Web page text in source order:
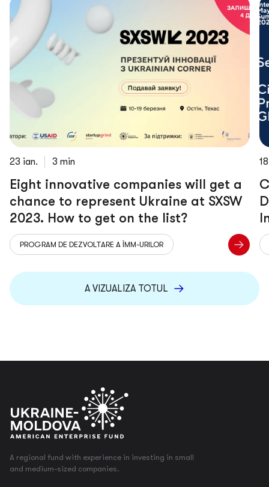
23 ian. 3 min
Eight innovative companies will get a
chance to represent Ukraine at SXSW
2023. How to get on the list?
PROGRAM DE DEZVOLTARE A ÎMM-URILOR
A VIZUALIZA TOTUL
A regional fund with experience in investing in small
and medium-sized companies.